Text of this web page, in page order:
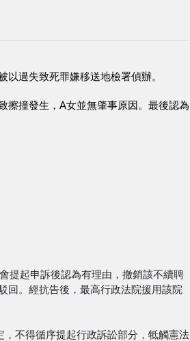
過失致死罪嫌移送地檢署偵辦。
擦撞發生，A女並無肇事原因。最後認為
提起申訴後認為有理由，撤銷該不續聘
回。經抗告後，最高行政法院援用該院
不得循序提起行政訴訟部分，牴觸憲法